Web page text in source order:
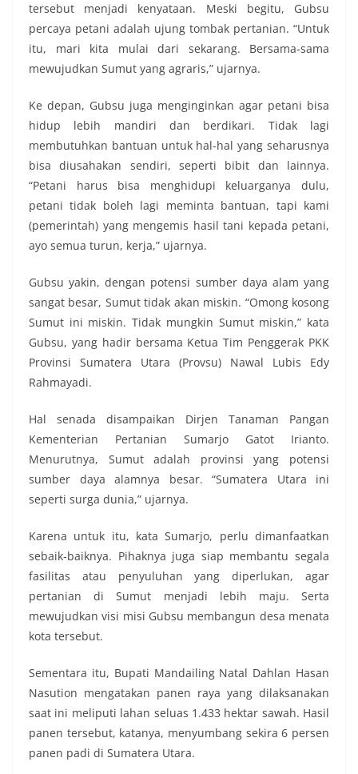
tersebut menjadi kenyataan. Meski begitu, Gubsu
percaya petani adalah ujung tombak pertanian. “Untuk
itu, mari kita mulai dari sekarang. Bersama-sama
mewujudkan Sumut yang agraris,” ujarnya.
Ke depan, Gubsu juga menginginkan agar petani bisa
hidup lebih mandiri dan berdikari. Tidak lagi
membutuhkan bantuan untuk hal-hal yang seharusnya
bisa diusahakan sendiri, seperti bibit dan lainnya.
“Petani harus bisa menghidupi keluarganya dulu,
petani tidak boleh lagi meminta bantuan, tapi kami
(pemerintah) yang mengemis hasil tani kepada petani,
ayo semua turun, kerja,” ujarnya.
Gubsu yakin, dengan potensi sumber daya alam yang
sangat besar, Sumut tidak akan miskin. “Omong kosong
Sumut ini miskin. Tidak mungkin Sumut miskin,” kata
Gubsu, yang hadir bersama Ketua Tim Penggerak PKK
Provinsi Sumatera Utara (Provsu) Nawal Lubis Edy
Rahmayadi.
Hal senada disampaikan Dirjen Tanaman Pangan
Kementerian Pertanian Sumarjo Gatot Irianto.
Menurutnya, Sumut adalah provinsi yang potensi
sumber daya alamnya besar. “Sumatera Utara ini
seperti surga dunia,” ujarnya.
Karena untuk itu, kata Sumarjo, perlu dimanfaatkan
sebaik-baiknya. Pihaknya juga siap membantu segala
fasilitas atau penyuluhan yang diperlukan, agar
pertanian di Sumut menjadi lebih maju. Serta
mewujudkan visi misi Gubsu membangun desa menata
kota tersebut.
Sementara itu, Bupati Mandailing Natal Dahlan Hasan
Nasution mengatakan panen raya yang dilaksanakan
saat ini meliputi lahan seluas 1.433 hektar sawah. Hasil
panen tersebut, katanya, menyumbang sekira 6 persen
panen padi di Sumatera Utara.